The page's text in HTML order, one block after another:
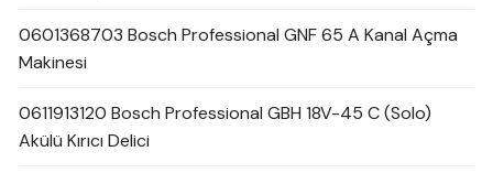
0601368703 Bosch Professional GNF 65 A Kanal Açma
Makinesi
0611913120 Bosch Professional GBH 18V-45 C (Solo)
Akülü Kırıcı Delici